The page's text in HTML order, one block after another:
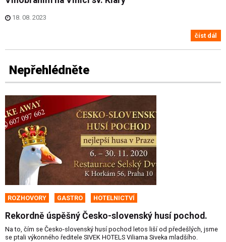
18. 08. 2023
číst dál
Nepřehlédněte
ROZHOVORY GASTRO HOTELNICTVÍ
Rekordně úspěšný Česko-slovenský husí pochod.
Na to, čím se Česko-slovenský husí pochod letos liší od předešlých, jsme
se ptali výkonného ředitele SIVEK HOTELS Viliama Siveka mladšího.